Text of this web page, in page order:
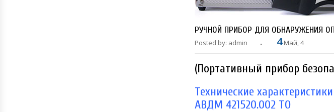
РУЧНОЙ ПРИБОР ДЛЯ ОБНАРУЖЕНИЯ
Posted by: admin 4Май, 4
(Портативный прибор
Технические характеристики
АВДМ 421520.002 ТО